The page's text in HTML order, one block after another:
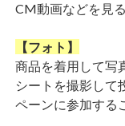
CM動画などを見
【フォト】
商品を着用して写
シートを撮影して
ペーンに参加する